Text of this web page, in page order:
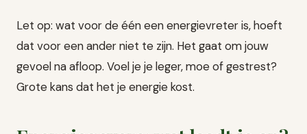
Let op: wat voor de één een energievreter is, hoeft
dat voor een ander niet te zijn. Het gaat om jouw
gevoel na afloop. Voel je je leger, moe of gestrest?
Grote kans dat het je energie kost.